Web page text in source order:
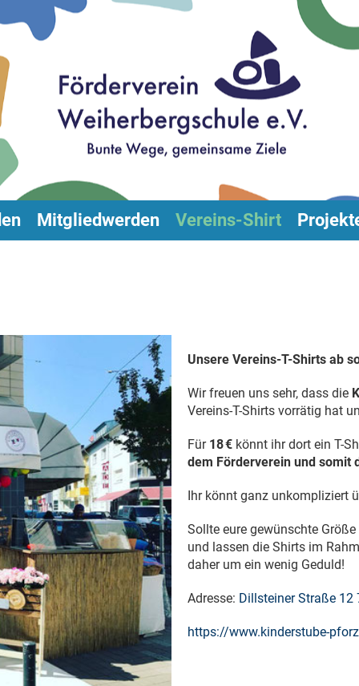
Mitgliedwerden Vereins-Shirt
Unsere Vereins-T-Shirts ab
Wir freuen uns sehr, dass die
Vereins-T-Shirts vorrätig hat
Für 18 €könnt ihr dort ein T-
dem Förderverein und somit
Ihr könnt ganz unkompliziert
Sollte eure gewünschte
und lassen die Shirts im
daher um ein wenig Geduld!
Adresse: Dillsteiner Straße 12
https://www.kinderstube-